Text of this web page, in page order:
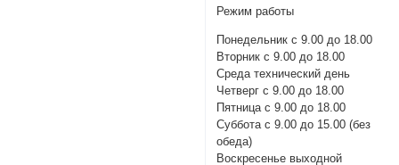
Режим работы
Понедельник с 9.00 до 18.00
Вторник с 9.00 до 18.00
Среда технический день
Четверг с 9.00 до 18.00
Пятница с 9.00 до 18.00
Суббота с 9.00 до 15.00 (без
обеда)
Воскресенье выходной